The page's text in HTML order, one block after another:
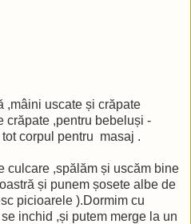
,mâini uscate și crăpate
crăpate ,pentru bebeluși -
corpul pentru masaj .
culcare ,spălăm și uscăm bine
și punem șosete albe de
picioarele ).Dormim cu
inchid ,și putem merge la un